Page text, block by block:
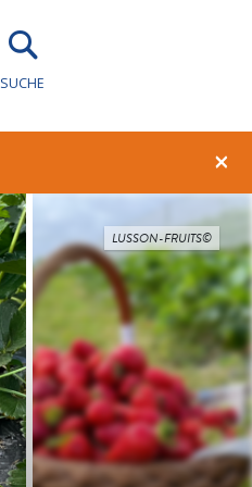
SUCHE
×
LUSSON-FRUITS©